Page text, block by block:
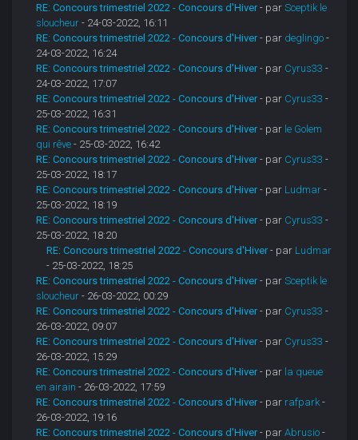
RE: Concours trimestriel 2022 - Concours d'Hiver - parSceptik le
sloucheur - 24-03-2022, 16:11
RE: Concours trimestriel 2022 - Concours d'Hiver - par deglingo -
24-03-2022, 16:24
RE: Concours trimestriel 2022 - Concours d'Hiver - par Cyrus33 -
24-03-2022, 17:07
RE: Concours trimestriel 2022 - Concours d'Hiver - par Cyrus33 -
25-03-2022, 16:31
RE: Concours trimestriel 2022 - Concours d'Hiver - par le Golem
qui rêve - 25-03-2022, 16:42
RE: Concours trimestriel 2022 - Concours d'Hiver - par Cyrus33 -
25-03-2022, 18:17
RE: Concours trimestriel 2022 - Concours d'Hiver - par Ludmar -
25-03-2022, 18:19
RE: Concours trimestriel 2022 - Concours d'Hiver - par Cyrus33 -
25-03-2022, 18:20
RE: Concours trimestriel 2022 - Concours d'Hiver - par Ludmar
- 25-03-2022, 18:25
RE: Concours trimestriel 2022 - Concours d'Hiver - parSceptik le
sloucheur - 26-03-2022, 00:29
RE: Concours trimestriel 2022 - Concours d'Hiver - par Cyrus33 -
26-03-2022, 09:07
RE: Concours trimestriel 2022 - Concours d'Hiver - par Cyrus33 -
26-03-2022, 15:29
RE: Concours trimestriel 2022 - Concours d'Hiver - par la queue
en airain - 26-03-2022, 17:59
RE: Concours trimestriel 2022 - Concours d'Hiver - par rafpark -
26-03-2022, 19:16
RE: Concours trimestriel 2022 - Concours d'Hiver - parAbrusio -